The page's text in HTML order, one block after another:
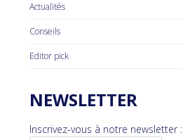
Actualités
Conseils
Editor pick
NEWSLETTER
Inscrivez-vous à notre newsletter :